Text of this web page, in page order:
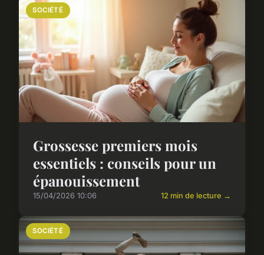
SOCIÉTÉ
Grossesse premiers mois
essentiels : conseils pour un
épanouissement
15/04/2026 10:06 12 min de lecture →
SOCIÉTÉ